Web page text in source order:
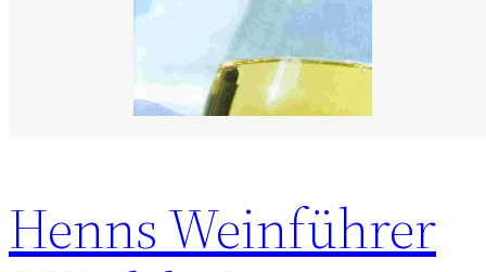
Henns Weinführer